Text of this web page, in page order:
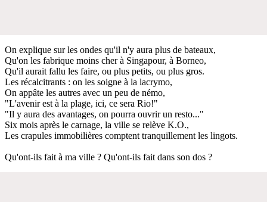
On explique sur les ondes qu'il n'y aura plus de bateaux,
Qu'on les fabrique moins cher à Singapour, à Borneo,
Qu'il aurait fallu les faire, ou plus petits, ou plus gros.
Les récalcitrants : on les soigne à la lacrymo,
On appâte les autres avec un peu de némo,
"L'avenir est à la plage, ici, ce sera Rio!"
"Il y aura des avantages, on pourra ouvrir un resto..."
Six mois après le carnage, la ville se relève K.O.,
Les crapules immobilières comptent tranquillement les lingots.
Qu'ont-ils fait à ma ville ? Qu'ont-ils fait dans son dos ?